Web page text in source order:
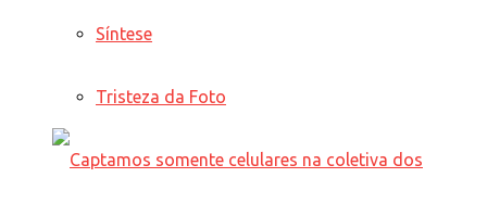
Síntese
Tristeza da Foto